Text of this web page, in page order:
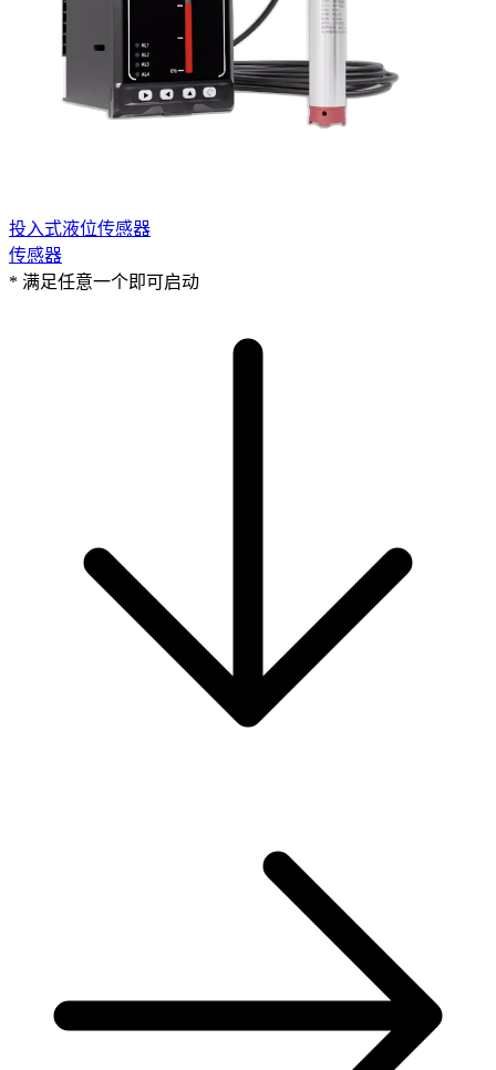
投入式液位传感器
传感器
* 满足任意一个即可启动